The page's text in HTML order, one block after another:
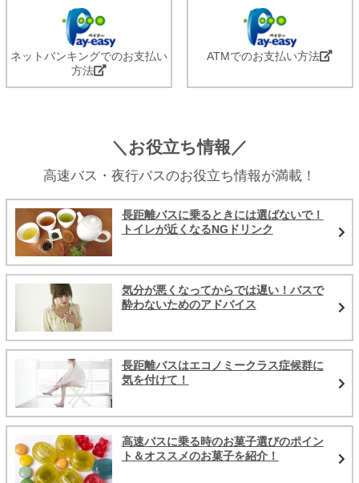
ネットバンキングでのお支払い
方法
ATMでのお支払い方法
＼お役立ち情報／
高速バス・夜行バスのお役立ち情報が満載！
長距離バスに乗るときには選ばないで！
トイレが近くなるNGドリンク
気分が悪くなってからでは遅い！バスで
酔わないためのアドバイス
長距離バスはエコノミークラス症候群に
気を付けて！
高速バスに乗る時のお菓子選びのポイン
ト＆オススメのお菓子を紹介！